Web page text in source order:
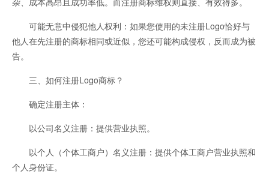
可能无意中侵犯他人权利：如果您使用的未注册Logo恰好与
他人在先注册的商标相同或近似，您还可能构成侵权，反而成为被
告。
三、如何注册Logo商标？
确定注册主体：
以公司名义注册：提供营业执照。
以个人（个体工商户）名义注册：提供个体工商户营业执照和
个人身份证。